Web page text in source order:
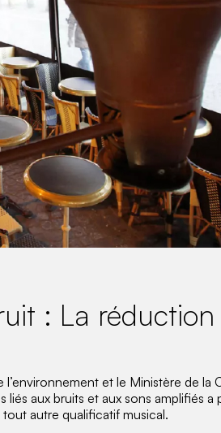
: La
et le Ministère de
aux bruits et aux sons amplifiés
autre qualificatif musical.